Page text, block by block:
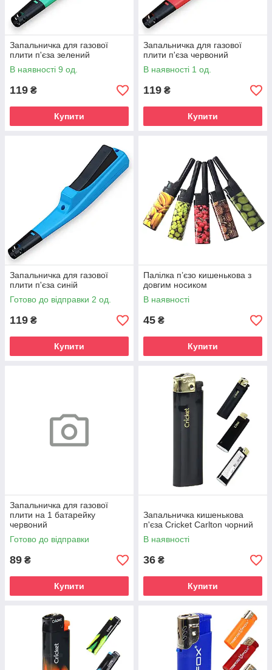
Запальничка для газової
плити п'єза зелений
В наявності 9 од.
119 ₴
Купити
Запальничка для газової
плити п'єза червоний
В наявності 1 од.
119 ₴
Купити
Запальничка для газової
плити п'єза синій
Готово до відправки 2 од.
119 ₴
Купити
Палілка п’єзо кишенькова з
довгим носиком
В наявності
45 ₴
Купити
Запальничка для газової
плити на 1 батарейку
червоний
Готово до відправки
89 ₴
Купити
Запальничка кишенькова
п'єза Cricket Carlton чорний
В наявності
36 ₴
Купити